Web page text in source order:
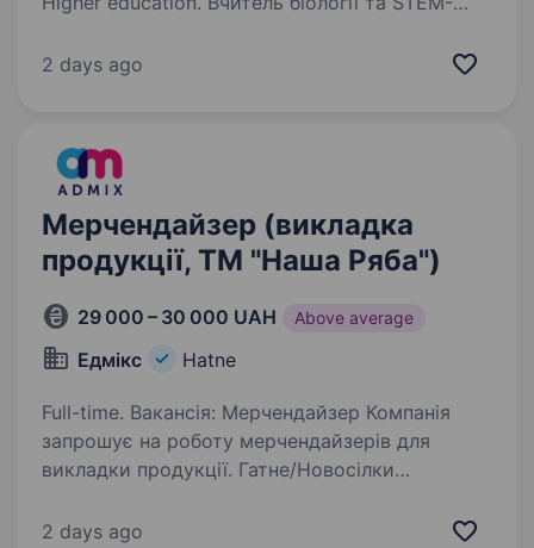
Квінта шукає не просто викладача,
молоду, драйвову, енергійну та творчу…
2 days ago
Мерчендайзер (викладка
продукції, ТМ "Наша Ряба")
29 000 – 30 000 UAH Above average
Едмікс Hatne
Full-time. Вакансія: Мерчендайзер Компанія
запрошує на роботу мерчендайзерів для
викладки продукції. Гатне/Новосілки
Ряба, ТМ Бащинський) ТТ: Фора, Новус,
2 days ago